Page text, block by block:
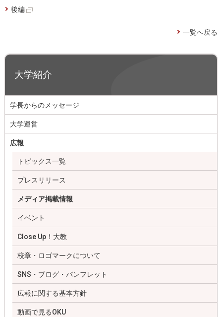
後編
一覧へ戻る
大学紹介
学長からのメッセージ
大学運営
広報
トピックス一覧
プレスリリース
メディア掲載情報
イベント
Close Up！大教
校章・ロゴマークについて
SNS・ブログ・パンフレット
広報に関する基本方針
動画で見るOKU